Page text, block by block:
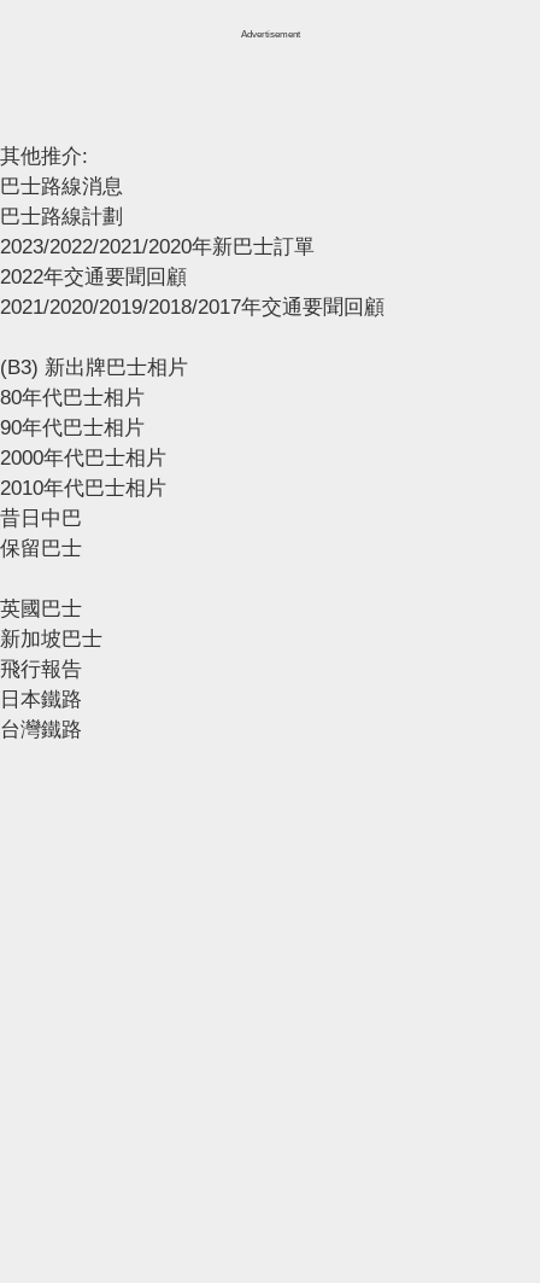
Advertisement
其他推介:
巴士路線消息
巴士路線計劃
2023/2022/2021/2020年新巴士訂單
2022年交通要聞回顧
2021/2020/2019/2018/2017年交通要聞回顧
(B3) 新出牌巴士相片
80年代巴士相片
90年代巴士相片
2000年代巴士相片
2010年代巴士相片
昔日中巴
保留巴士
英國巴士
新加坡巴士
飛行報告
日本鐵路
台灣鐵路